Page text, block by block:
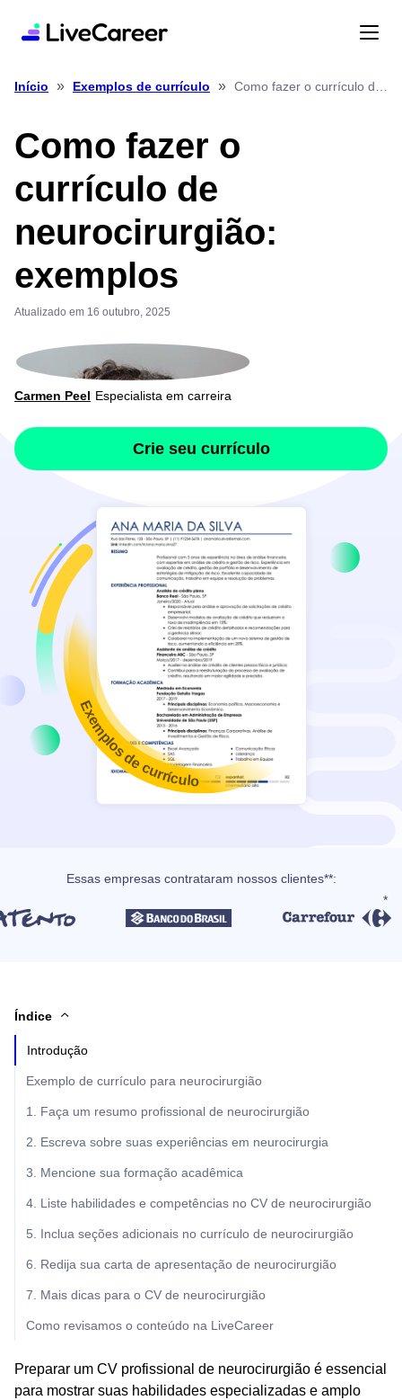
Início » Exemplos de currículo »
Como fazer o
currículo de
neurocirurgião:
exemplos
Atualizado em 16 outubro, 2025
Carmen Peel Especialista em carreira
Crie seu currículo
Exemplos de currículo
Essas empresas contrataram nossos clientes**:
Índice
Introdução
Exemplo de currículo para neurocirurgião
1. Faça um resumo profissional de neurocirurgião
2. Escreva sobre suas experiências em neurocirurgia
3. Mencione sua formação acadêmica
4. Liste habilidades e competências no CV de neurocirurgião
5. Inclua seções adicionais no currículo de neurocirurgião
6. Redija sua carta de apresentação de neurocirurgião
7. Mais dicas para o CV de neurocirurgião
Como revisamos o conteúdo na LiveCareer
Preparar um CV profissional de neurocirurgião é essencial
para mostrar suas habilidades especializadas e amplo